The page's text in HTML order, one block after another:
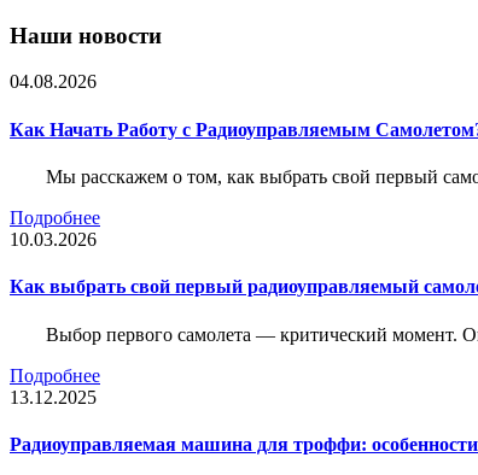
Наши новости
04.08.2026
Как Начать Работу с Радиоуправляемым
Мы расскажем о том, как выбрать свой первый
Подробнее
10.03.2026
Как выбрать свой первый радиоуправляемый
Выбор первого самолета — критический момент.
Подробнее
13.12.2025
Радиоуправляемая машина для троффи: